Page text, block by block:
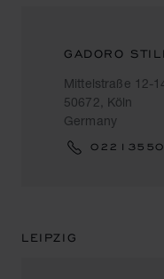
GADORO
Mittelstraße 12-
50672, Köln
Germany
LEIPZIG